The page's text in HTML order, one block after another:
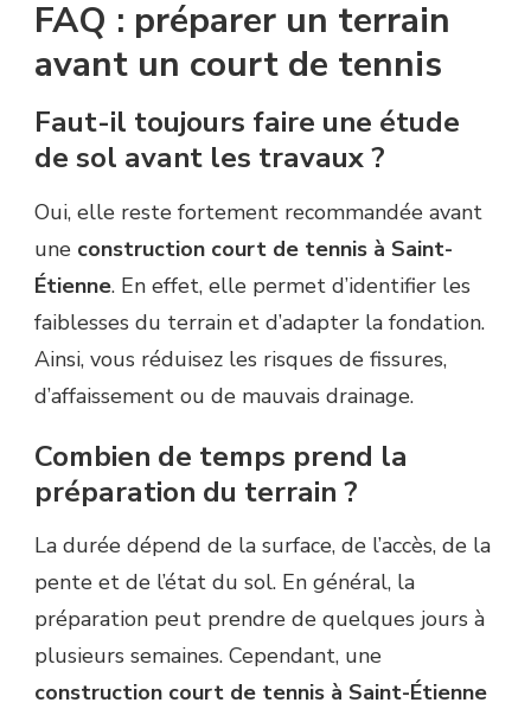
FAQ : préparer un terrain
avant un court de tennis
Faut-il toujours faire une étude
de sol avant les travaux ?
Oui, elle reste fortement recommandée avant
une construction court de tennis à Saint-
Étienne. En effet, elle permet d’identifier les
faiblesses du terrain et d’adapter la fondation.
Ainsi, vous réduisez les risques de fissures,
d’affaissement ou de mauvais drainage.
Combien de temps prend la
préparation du terrain ?
La durée dépend de la surface, de l’accès, de la
pente et de l’état du sol. En général, la
préparation peut prendre de quelques jours à
plusieurs semaines. Cependant, une
construction court de tennis à Saint-Étienne